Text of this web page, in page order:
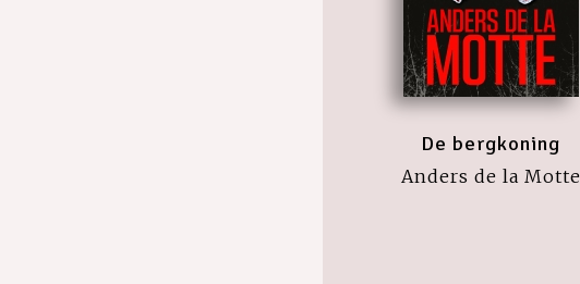
De bergkoning
Anders de la Motte